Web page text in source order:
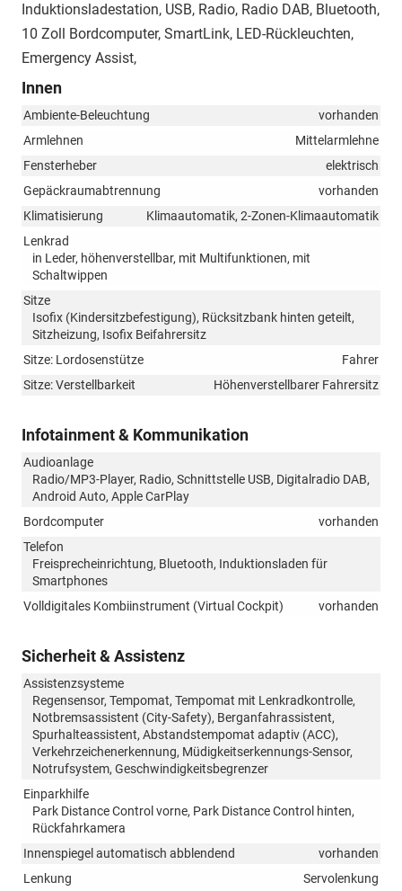
Induktionsladestation, USB, Radio, Radio DAB, Bluetooth,
10 Zoll Bordcomputer, SmartLink, LED-Rückleuchten,
Emergency Assist,
Innen
Ambiente-Beleuchtung
vorhanden
Armlehnen
Mittelarmlehne
Fensterheber
elektrisch
Gepäckraumabtrennung
vorhanden
Klimatisierung
Klimaautomatik, 2-Zonen-Klimaautomatik
Lenkrad
in Leder, höhenverstellbar, mit Multifunktionen, mit
Schaltwippen
Sitze
Isofix (Kindersitzbefestigung), Rücksitzbank hinten geteilt,
Sitzheizung, Isofix Beifahrersitz
Sitze: Lordosenstütze
Fahrer
Sitze: Verstellbarkeit
Höhenverstellbarer Fahrersitz
Infotainment & Kommunikation
Audioanlage
Radio/MP3-Player, Radio, Schnittstelle USB, Digitalradio DAB,
Android Auto, Apple CarPlay
Bordcomputer
vorhanden
Telefon
Freisprecheinrichtung, Bluetooth, Induktionsladen für
Smartphones
Volldigitales Kombiinstrument (Virtual Cockpit)
vorhanden
Sicherheit & Assistenz
Assistenzsysteme
Regensensor, Tempomat, Tempomat mit Lenkradkontrolle,
Notbremsassistent (City-Safety), Berganfahrassistent,
Spurhalteassistent, Abstandstempomat adaptiv (ACC),
Verkehrzeichenerkennung, Müdigkeitserkennungs-Sensor,
Notrufsystem, Geschwindigkeitsbegrenzer
Einparkhilfe
Park Distance Control vorne, Park Distance Control hinten,
Rückfahrkamera
Innenspiegel automatisch abblendend
vorhanden
Lenkung
Servolenkung